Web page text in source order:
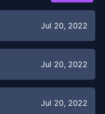
Jul 20, 2022
Jul 20, 2022
Jul 20, 2022